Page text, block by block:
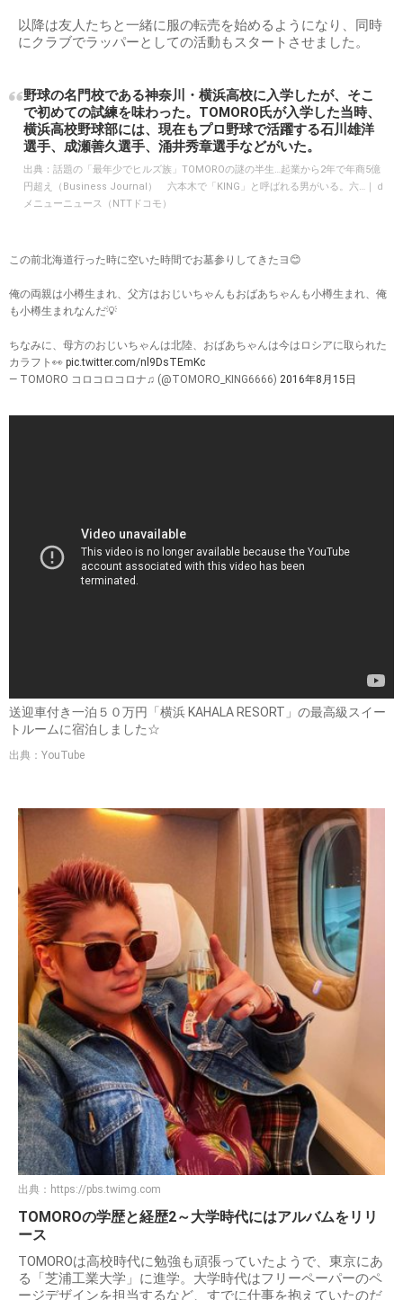
以降は友人たちと一緒に服の転売を始めるようになり、同時
にクラブでラッパーとしての活動もスタートさせました。
野球の名門校である神奈川・横浜高校に入学したが、そこ
で初めての試練を味わった。TOMORO氏が入学した当時、
横浜高校野球部には、現在もプロ野球で活躍する石川雄洋
選手、成瀬善久選手、涌井秀章選手などがいた。
出典： 話題の「最年少でヒルズ族」TOMOROの謎の半生…起業から2年で年商5億
円超え（Business Journal） 六本木で「KING」と呼ばれる男がいる。六…｜ｄ
メニューニュース（NTTドコモ）
この前北海道行った時に空いた時間でお墓参りしてきたヨ😊
俺の両親は小樽生まれ、父方はおじいちゃんもおばあちゃんも小樽生まれ、俺
も小樽生まれなんだ💡
ちなみに、母方のおじいちゃんは北陸、おばあちゃんは今はロシアに取られた
カラフト👀 pic.twitter.com/nl9DsTEmKc
— TOMORO コロコロコロナ♫ (@TOMORO_KING6666) 2016年8月15日
送迎車付き一泊５０万円「横浜 KAHALA RESORT」の最高級スイー
トルームに宿泊しました☆
出典：YouTube
出典： https://pbs.twimg.com
TOMOROの学歴と経歴2～大学時代にはアルバムをリリ
ース
TOMOROは高校時代に勉強も頑張っていたようで、東京にあ
る「芝浦工業大学」に進学。大学時代はフリーペーパーのペ
ージデザインを担当するなど、すでに仕事を抱えていたのだ